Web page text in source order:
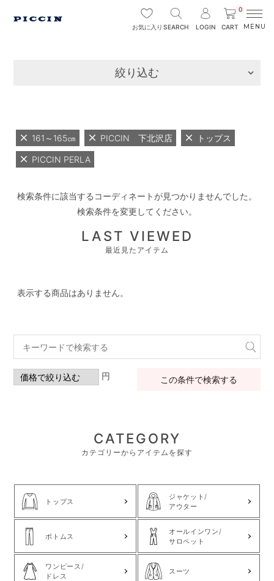
お気に入り SEARCH LOGIN
0
CART
絞り込む
161～165㎝ PICCIN 下北沢店 トップス
PICCIN PERLA
検索条件に該当するコーディネートが見つかりませんでした。
検索条件を変更してください。
LAST VIEWED
最近見たアイテム
表示する商品はありません。
円 この条件で検索する
CATEGORY
カテゴリーからアイテムを探す
トップス
ジャケット/
アウター
ボトムス
オールインワン/
サロペット
ワンピース/
ドレス
スーツ